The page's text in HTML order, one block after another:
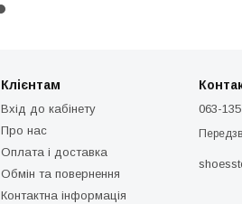
Клієнтам
Вхід до кабінету
Про нас
Оплата і доставка
Обмін та повернення
Контактна інформація
063-